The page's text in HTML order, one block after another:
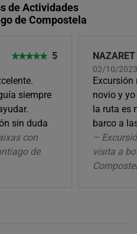
de Actividades
de Compostela
5
siempre
sin duda
con
de
02/10/
Excursión
novio y
la ruta es
barco a
–
visita a